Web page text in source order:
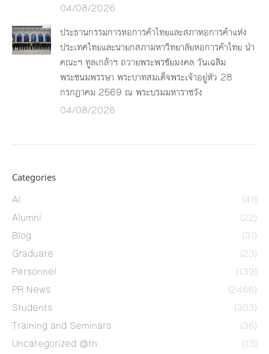
04/08/2026
ประธานกรรมการหอการค้าไทยและสภาหอการค้าแห่ง
ประเทศไทยและนายกสภามหาวิทยาลัยหอการค้าไทย นำ
คณะฯ ทูลเกล้าฯ ถวายพระพรชัยมงคล วันเฉลิม
พระชนมพรรษา พระบาทสมเด็จพระเจ้าอยู่หัว 28
กรกฎาคม 2569 ณ พระบรมมหาราชวัง
04/08/2026
Categories
AI
(41)
Alumni
(22)
Blog
(31)
Graduate
(23)
Personnel
(139)
PR News
(2466)
Students
(303)
Training and Seminars
(36)
Uncategorized @th
(13)